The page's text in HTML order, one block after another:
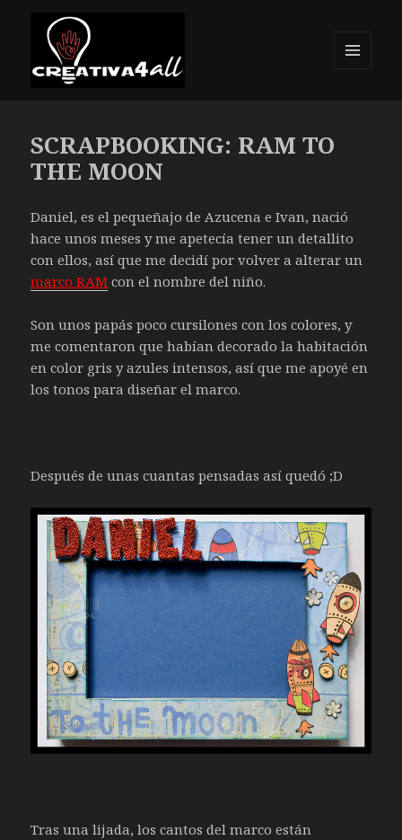
SCRAPBOOKING: RAM TO
THE MOON
Daniel, es el pequeñajo de Azucena e Ivan, nació
hace unos meses y me apetecía tener un detallito
con ellos, así que me decidí por volver a alterar un
marco RAM con el nombre del niño.
Son unos papás poco cursilones con los colores, y
me comentaron que habían decorado la habitación
en color gris y azules intensos, así que me apoyé en
los tonos para diseñar el marco.
Después de unas cuantas pensadas así quedó ;D
Tras una lijada, los cantos del marco están